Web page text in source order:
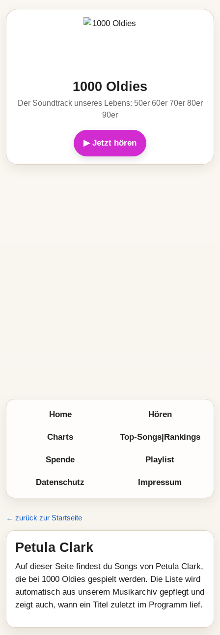
1000 Oldies
Der Soundtrack unseres Lebens: 50er 60er 70er 80er
90er
▶ Jetzt hören
Home Hören
Charts Top-Songs|Rankings
Spende Playlist
Datenschutz Impressum
← zurück zur Startseite
Petula Clark
Auf dieser Seite findest du Songs von Petula Clark,
die bei 1000 Oldies gespielt werden. Die Liste wird
automatisch aus unserem Musikarchiv gepflegt und
zeigt auch, wann ein Titel zuletzt im Programm lief.